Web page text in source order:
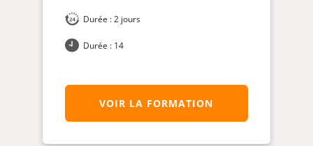
Durée : 2 jours
Durée : 14
VOIR LA FORMATION